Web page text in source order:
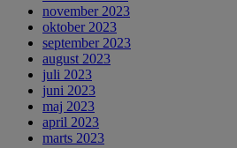
november 2023
oktober 2023
september 2023
august 2023
juli 2023
juni 2023
maj 2023
april 2023
marts 2023